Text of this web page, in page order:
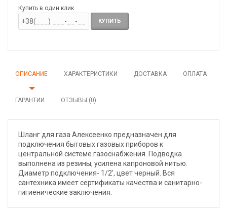
Купить в один клик
КУПИТЬ
ОПИСАНИЕ ХАРАКТЕРИСТИКИ ДОСТАВКА ОПЛАТА
ГАРАНТИИ ОТЗЫВЫ (0)
Шланг для газа Алексеенко предназначен для
подключения бытовых газовых приборов к
центральной системе газоснабжения. Подводка
выполнена из резины, усилена капроновой нитью.
Диаметр подключения- 1/2', цвет черный. Вся
сантехника имеет сертификаты качества и санитарно-
гигиенические заключения.